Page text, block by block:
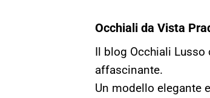
Occhiali da Vista
Il blog Occhiali Lusso
affascinante.
Un modello elegante